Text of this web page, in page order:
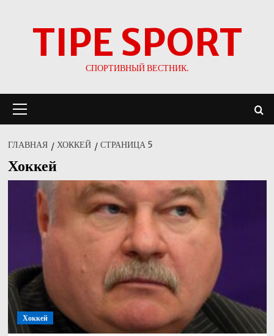
TIPE SPORT
СПОРТИВНЫЙ ВЕСТНИК.
меню
ГЛАВНАЯ ХОККЕЙ СТРАНИЦА 5
Хоккей
Хоккей